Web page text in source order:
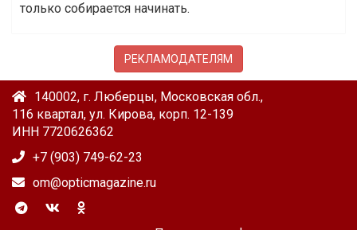
только собирается начинать.
РЕКЛАМОДАТЕЛЯМ
140002, г. Люберцы, Московская обл.,
116 квартал, ул. Кирова, корп. 12-139
ИНН 7720626362
+7 (903) 749-62-23
om@opticmagazine.ru